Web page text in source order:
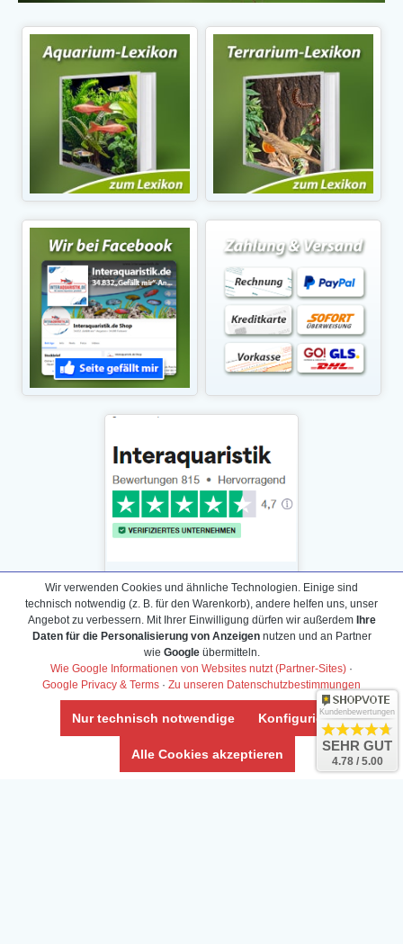
Daten­schutz­erklärung
Widerrufs­recht /Widerrufs­formular
AGB & Info
Impressum
Umwelt und Entsorgung
Vertrag widerrufen
Wir verwenden Cookies und ähnliche Technologien. Einige sind
technisch notwendig (z. B. für den Warenkorb), andere helfen uns, unser
Angebot zu verbessern. Mit Ihrer Einwilligung dürfen wir außerdem Ihre
Daten für die Personalisierung von Anzeigennutzen und an Partner
wie Googleübermitteln.
Wie Google Informationen von Websites nutzt (Partner-Sites) ·
Google Privacy & Terms · Zu unseren Datenschutzbestimmungen
Nur technisch notwendige Konfigurieren
Alle Cookies akzeptieren
Kundenbewertungen
SEHR GUT
4.78 / 5.00